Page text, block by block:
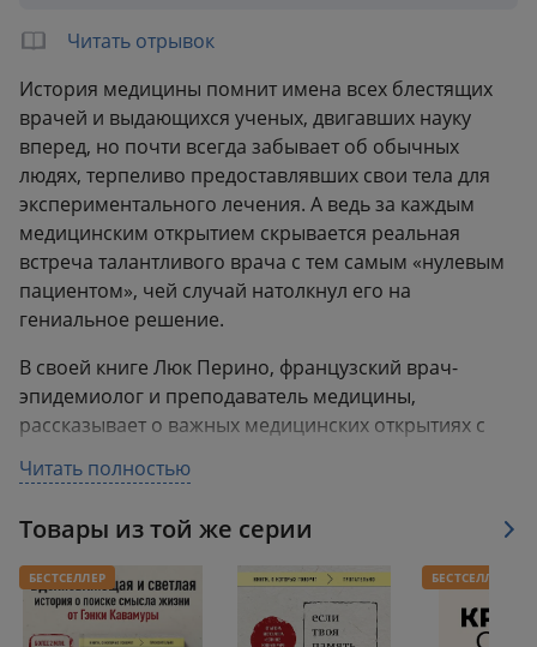
Читать отрывок
История медицины помнит имена всех блестящих
врачей и выдающихся ученых, двигавших науку
вперед, но почти всегда забывает об обычных
людях, терпеливо предоставлявших свои тела для
экспериментального лечения. А ведь за каждым
медицинским открытием скрывается реальная
встреча талантливого врача с тем самым «нулевым
пациентом», чей случай натолкнул его на
гениальное решение.
В своей книге Люк Перино, французский врач-
эпидемиолог и преподаватель медицины,
рассказывает о важных медицинских открытиях с
зазывалой-мошенником и изобретением
анестезии?
- Как «тифозная Мэри» стала чемпионкой мира по
карантину всех категорий?
Читать полностью
Товары из той же серии
БЕСТСЕЛЛЕР БЕСТСЕЛЛЕР